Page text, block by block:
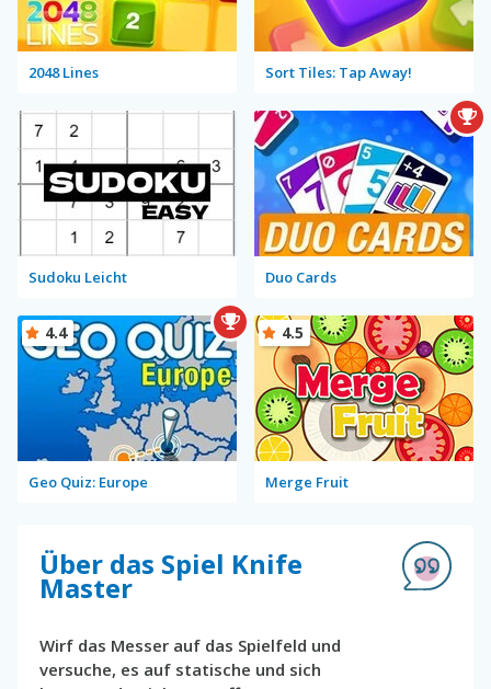
2048 Lines Sort Tiles: Tap Away!
Sudoku Leicht Duo Cards
Geo Quiz: Europe
4.4
Merge Fruit
4.5
Über das Spiel Knife
Master
Wirf das Messer auf das Spielfeld und
versuche, es auf statische und sich